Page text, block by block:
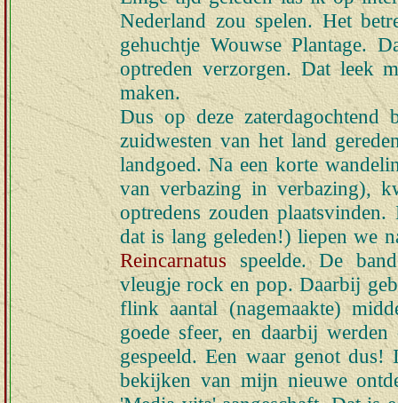
Nederland zou spelen. Het
gehuchtje Wouwse Plantage.
optreden verzorgen. Dat leek
maken.
Dus op deze
zuidwesten van het land
landgoed. Na een korte
van verbazing in verbazing),
optredens zouden
dat is lang geleden!) liepen we
Reincarnatus speelde. De
vleugje rock en pop. Daarbij
flink aantal (nagemaakte)
goede sfeer, en daarbij
gespeeld. Een waar genot
bekijken van mijn nieuwe